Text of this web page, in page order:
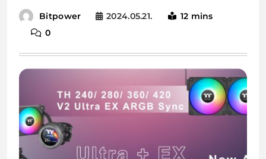
Bitpower 2024.05.21.
12 mins
0